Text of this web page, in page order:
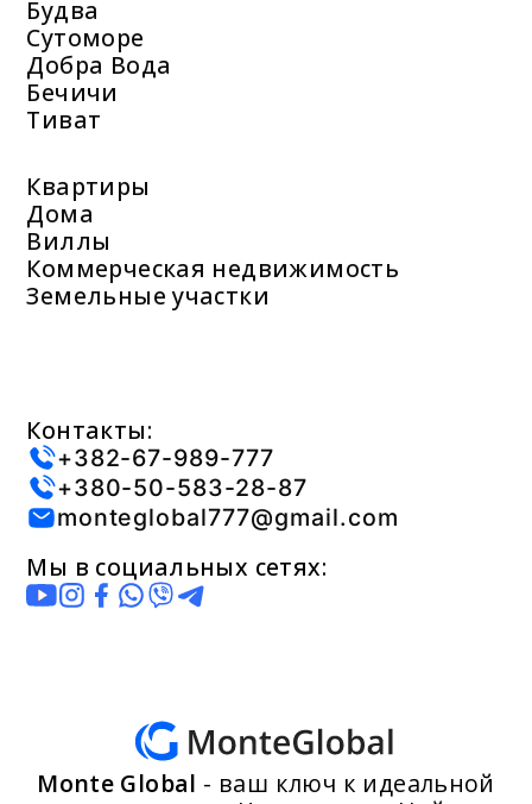
Будва
Сутоморе
Добра Вода
Бечичи
Тиват
Квартиры
Дома
Виллы
Коммерческая недвижимость
Земельные участки
Контакты:
+382-67-989-777
+380-50-583-28-87
monteglobal777@gmail.com
Мы в социальных сетях:
Monte Global - ваш ключ к идеальной